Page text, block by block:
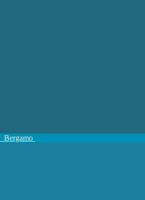
Bergamo